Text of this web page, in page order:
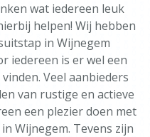
wat iedereen leuk
helpen! Wij hebben
in Wijnegem
iedereen is er wel een
Veel aanbieders
van rustige en actieve
een plezier doen met
Wijnegem. Tevens zijn